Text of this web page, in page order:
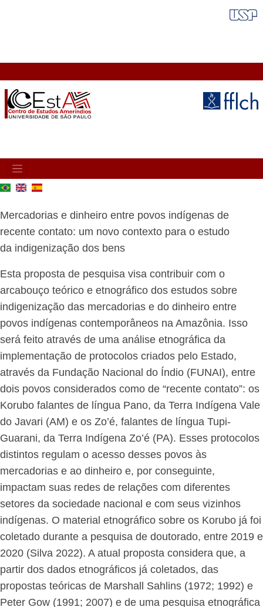
MAIN
NAVIGATION
Mercadorias e dinheiro entre povos indígenas de
recente contato: um novo contexto para o estudo
da indigenização dos bens
Esta proposta de pesquisa visa contribuir com o
arcabouço teórico e etnográfico dos estudos sobre
indigenização das mercadorias e do dinheiro entre
povos indígenas contemporâneos na Amazônia. Isso
será feito através de uma análise etnográfica da
implementação de protocolos criados pelo Estado,
através da Fundação Nacional do Índio (FUNAI), entre
dois povos considerados como de “recente contato”: os
Korubo falantes de língua Pano, da Terra Indígena Vale
do Javari (AM) e os Zo’é, falantes de língua Tupi-
Guarani, da Terra Indígena Zo’é (PA). Esses protocolos
distintos regulam o acesso desses povos às
mercadorias e ao dinheiro e, por conseguinte,
impactam suas redes de relações com diferentes
setores da sociedade nacional e com seus vizinhos
indígenas. O material etnográfico sobre os Korubo já foi
coletado durante a pesquisa de doutorado, entre 2019 e
2020 (Silva 2022). A atual proposta considera que, a
partir dos dados etnográficos já coletados, das
propostas teóricas de Marshall Sahlins (1972; 1992) e
Peter Gow (1991; 2007) e de uma pesquisa etnográfica